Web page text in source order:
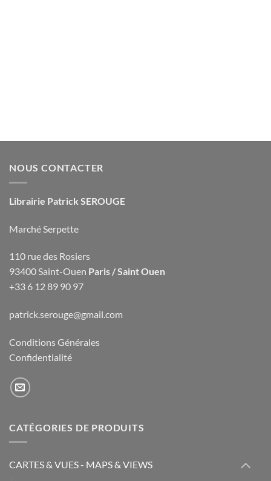
NOUS CONTACTER
Librairie Patrick SEROUGE
Marché Serpette
110 rue des Rosiers
93400 Saint-Ouen Paris / Saint Ouen
+33 6 12 89 90 97
patrick.serouge@gmail.com
Conditions Générales
Confidentialité
CATÉGORIES DE PRODUITS
CARTES & VUES - MAPS & VIEWS